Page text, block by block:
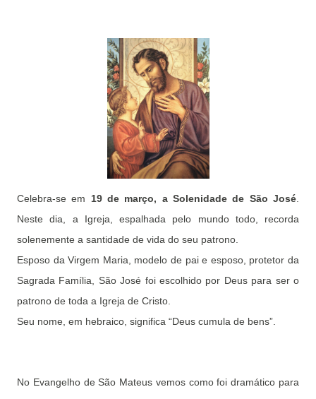
Celebra-se em 19 de março, a Solenidade de São José.
Neste dia, a Igreja, espalhada pelo mundo todo, recorda
solenemente a santidade de vida do seu patrono.
Esposo da Virgem Maria, modelo de pai e esposo, protetor da
Sagrada Família, São José foi escolhido por Deus para ser o
patrono de toda a Igreja de Cristo.
Seu nome, em hebraico, significa “Deus cumula de bens”.
No Evangelho de São Mateus vemos como foi dramático para